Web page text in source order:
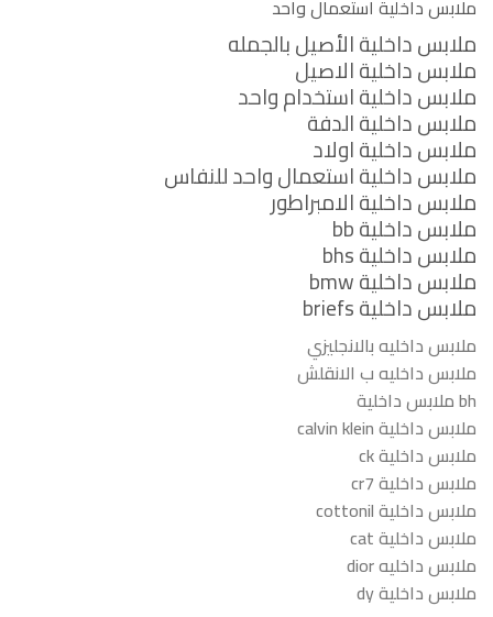
ملابس داخلية استعمال واحد
ملابس داخلية الأصيل بالجمله
ملابس داخلية الاصيل
ملابس داخلية استخدام واحد
ملابس داخلية الدفة
ملابس داخلية اولاد
ملابس داخلية استعمال واحد للنفاس
ملابس داخلية الامبراطور
ملابس داخلية bb
ملابس داخلية bhs
ملابس داخلية bmw
ملابس داخلية briefs
ملابس داخليه بالانجليزي
ملابس داخليه ب الانقلش
bh ملابس داخلية
ملابس داخلية calvin klein
ملابس داخلية ck
ملابس داخلية cr7
ملابس داخلية cottonil
ملابس داخلية cat
ملابس داخليه dior
ملابس داخلية dy